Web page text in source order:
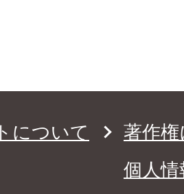
について
著作
個人